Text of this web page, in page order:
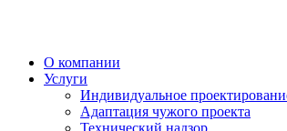
О компании
Услуги
Индивидуальное
Адаптация чужого проекта
Технический надзор